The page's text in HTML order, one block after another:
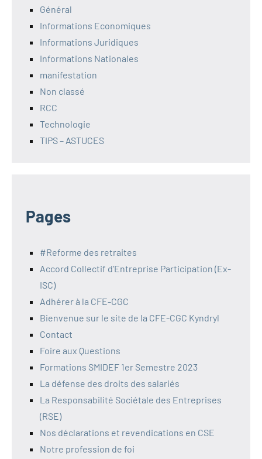
Général
Informations Economiques
Informations Juridiques
Informations Nationales
manifestation
Non classé
RCC
Technologie
TIPS – ASTUCES
Pages
#Reforme des retraites
Accord Collectif d’Entreprise Participation (Ex-
ISC)
Adhérer à la CFE-CGC
Bienvenue sur le site de la CFE-CGC Kyndryl
Contact
Foire aux Questions
Formations SMIDEF 1er Semestre 2023
La défense des droits des salariés
La Responsabilité Sociétale des Entreprises
(RSE)
Nos déclarations et revendications en CSE
Notre profession de foi